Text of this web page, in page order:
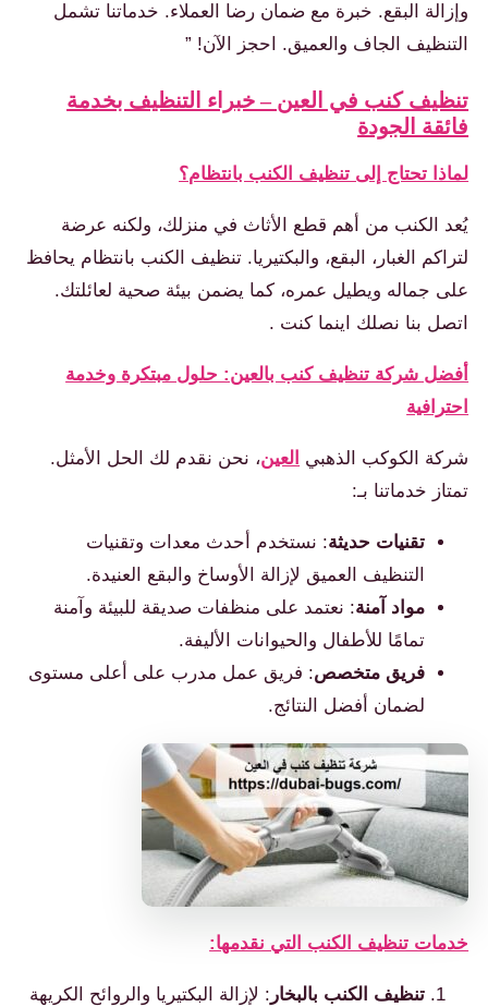
وإزالة البقع. خبرة مع ضمان رضا العملاء. خدماتنا تشمل
التنظيف الجاف والعميق. احجز الآن! ”
تنظيف كنب في العين – خبراء التنظيف بخدمة
فائقة الجودة
لماذا تحتاج إلى تنظيف الكنب بانتظام؟
يُعد الكنب من أهم قطع الأثاث في منزلك، ولكنه عرضة
لتراكم الغبار، البقع، والبكتيريا. تنظيف الكنب بانتظام يحافظ
على جماله ويطيل عمره، كما يضمن بيئة صحية لعائلتك.
اتصل بنا نصلك اينما كنت .
أفضل شركة تنظيف كنب بالعين: حلول مبتكرة وخدمة
احترافية
شركة الكوكب الذهبي العين، نحن نقدم لك الحل الأمثل.
تمتاز خدماتنا بـ:
تقنيات حديثة: نستخدم أحدث معدات وتقنيات
التنظيف العميق لإزالة الأوساخ والبقع العنيدة.
مواد آمنة: نعتمد على منظفات صديقة للبيئة وآمنة
تمامًا للأطفال والحيوانات الأليفة.
فريق متخصص: فريق عمل مدرب على أعلى مستوى
لضمان أفضل النتائج.
خدمات تنظيف الكنب التي نقدمها:
تنظيف الكنب بالبخار : لإزالة البكتيريا والروائح الكريهة